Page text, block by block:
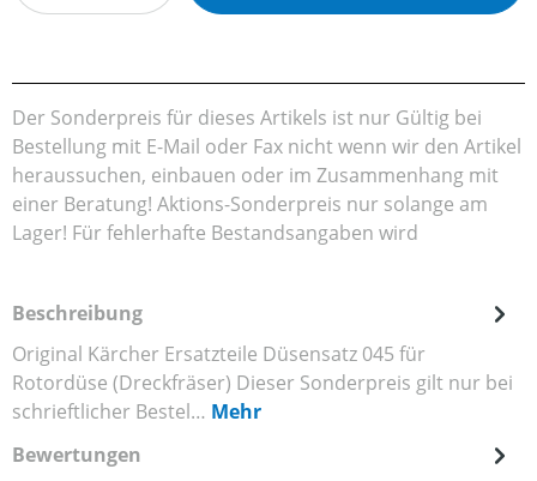
Der Sonderpreis für dieses Artikels ist nur Gültig bei
Bestellung mit E-Mail oder Fax nicht wenn wir den Artikel
heraussuchen, einbauen oder im Zusammenhang mit
einer Beratung! Aktions-Sonderpreis nur solange am
Lager! Für fehlerhafte Bestandsangaben wird
Beschreibung
Original Kärcher Ersatzteile Düsensatz 045 für
Rotordüse (Dreckfräser) Dieser Sonderpreis gilt nur bei
schrieftlicher Bestel… Mehr
Bewertungen